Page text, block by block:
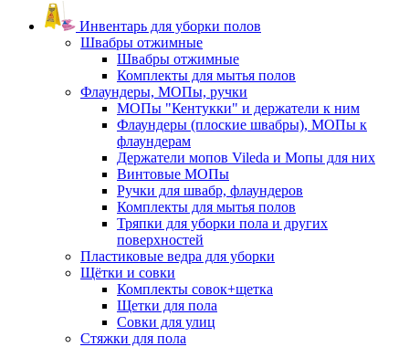
Инвентарь для уборки полов
Швабры отжимные
Швабры отжимные
Комплекты для мытья полов
Флаундеры, МОПы, ручки
МОПы "Кентукки" и держатели к ним
Флаундеры (плоские швабры), МОПы к
флаундерам
Держатели мопов Vileda и Мопы для них
Винтовые МОПы
Ручки для швабр, флаундеров
Комплекты для мытья полов
Тряпки для уборки пола и других
поверхностей
Пластиковые ведра для уборки
Щётки и совки
Комплекты совок+щетка
Щетки для пола
Совки для улиц
Стяжки для пола